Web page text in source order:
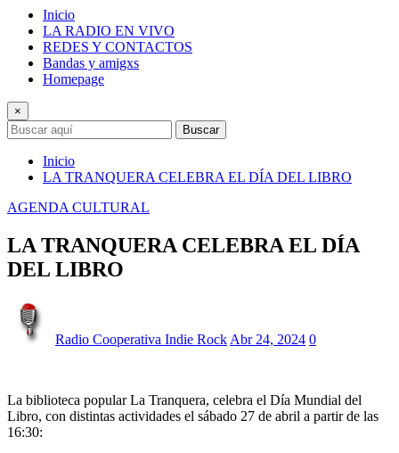
Inicio
LA RADIO EN VIVO
REDES Y CONTACTOS
Bandas y amigxs
Homepage
×
Buscar
Inicio
LA TRANQUERA CELEBRA EL DÍA DEL LIBRO
AGENDA CULTURAL
LA TRANQUERA CELEBRA EL DÍA
DEL LIBRO
Radio Cooperativa Indie Rock Abr 24, 2024 0
La biblioteca popular La Tranquera, celebra el Día Mundial del
Libro, con distintas actividades el sábado 27 de abril a partir de las
16:30: